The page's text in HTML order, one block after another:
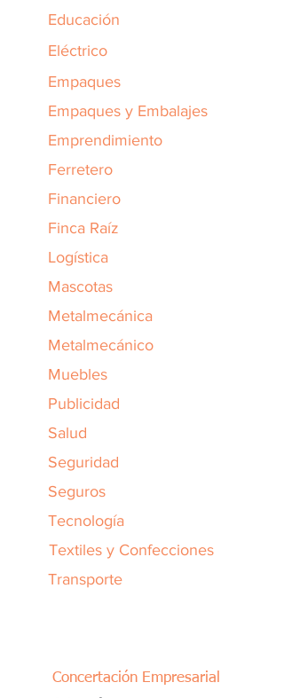
Educación
Eléctrico
Empaques
Empaques y Embalajes
Emprendimiento
Ferretero
Financiero
Finca Raíz
Logística
Mascotas
Metalmecánica
Metalmecánico
Muebles
Publicidad
Salud
Seguridad
Seguros
Tecnología
Textiles y Confecciones
Transporte
Concertación Empresarial